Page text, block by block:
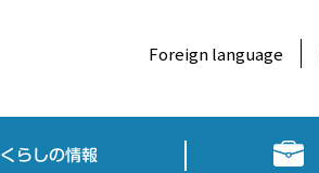
Foreign language
くらしの情報